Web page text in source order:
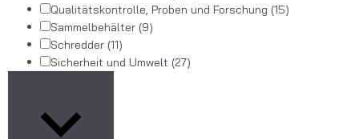
Qualitätskontrolle, Proben und Forschung (15)
Sammelbehälter (9)
Schredder (11)
Sicherheit und Umwelt (27)